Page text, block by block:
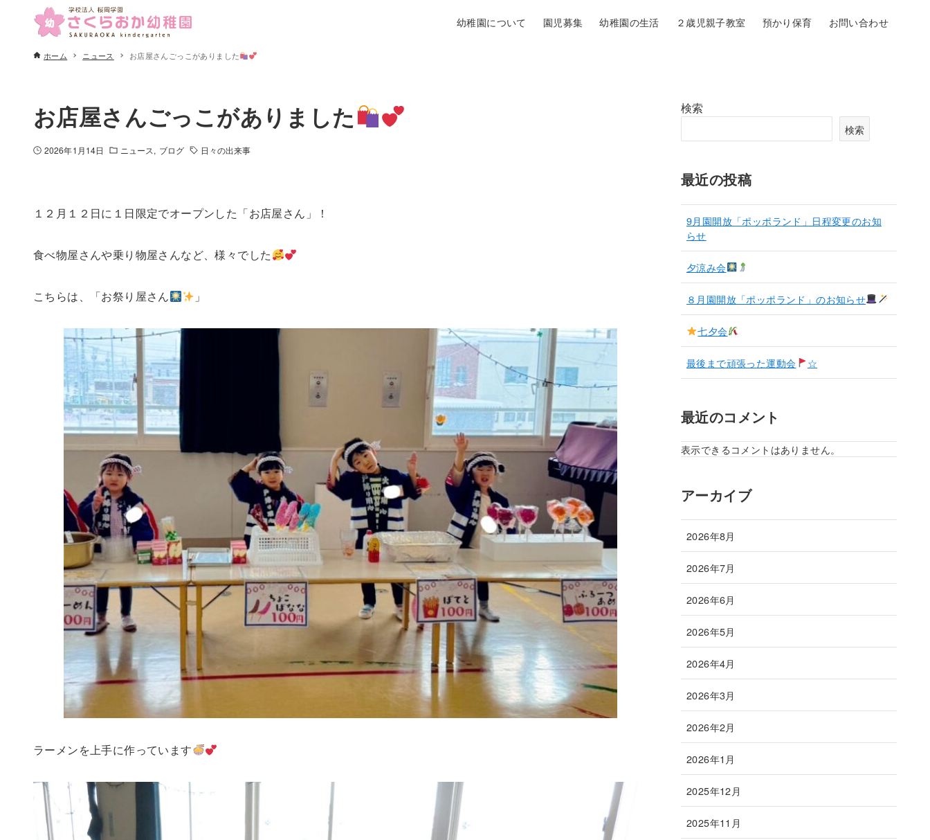
幼稚園について 園児募集 幼稚園の生活 ２歳児親子教室 預かり保育 お問い合わせ
ホーム ニュース お店屋さんごっこがありました
お店屋さんごっこがありました
2026年1月14日 ニュース ブログ 日々の出来事
１２月１２日に１日限定でオープンした「お店屋さん」！
食べ物屋さんや乗り物屋さんなど、様々でした
こちらは、「お祭り屋さん 」
ラーメンを上手に作っています
検索
検索
最近の投稿
9月園開放「ポッポランド」日程変更のお知
らせ
夕涼み会
８月園開放「ポッポランド」のお知らせ
七夕会
最後まで頑張った運動会 ☆
最近のコメント
表示できるコメントはありません。
アーカイブ
2026年8月
2026年7月
2026年6月
2026年5月
2026年4月
2026年3月
2026年2月
2026年1月
2025年12月
2025年11月